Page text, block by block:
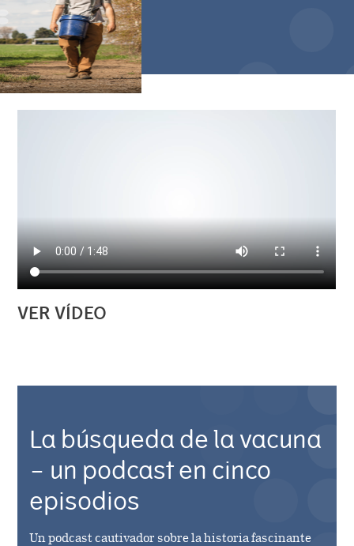
VER VÍDEO
La búsqueda de la vacuna
– un podcast en cinco
episodios
Un podcast cautivador sobre la historia fascinante